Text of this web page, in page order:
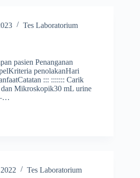
Tes Laboratorium
pasien Penanganan
penolakanHari
::: ::::::: Carik
Mikroskopik30 mL urine
Tes Laboratorium